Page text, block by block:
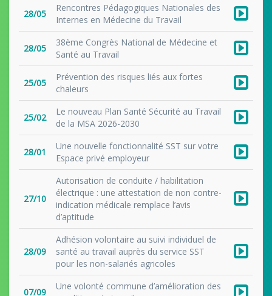
28/05
Rencontres Pédagogiques Nationales des
Internes en Médecine du Travail
28/05
38ème Congrès National de Médecine et
Santé au Travail
25/05
Prévention des risques liés aux fortes
chaleurs
25/02
Le nouveau Plan Santé Sécurité au Travail
de la MSA 2026-2030
28/01
Une nouvelle fonctionnalité SST sur votre
Espace privé employeur
27/10
Autorisation de conduite / habilitation
électrique : une attestation de non contre-
indication médicale remplace l’avis
d’aptitude
28/09
Adhésion volontaire au suivi individuel de
santé au travail auprès du service SST
pour les non-salariés agricoles
07/09
Une volonté commune d’amélioration des